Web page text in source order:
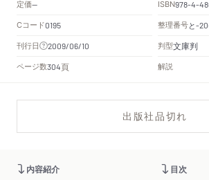
定価-- ISBN978-4-
Cコード0195 整理番号と-
刊行日 2009/06/10 判型文庫判
ページ数304頁 解説
出版社品切れ
内容紹介 目次